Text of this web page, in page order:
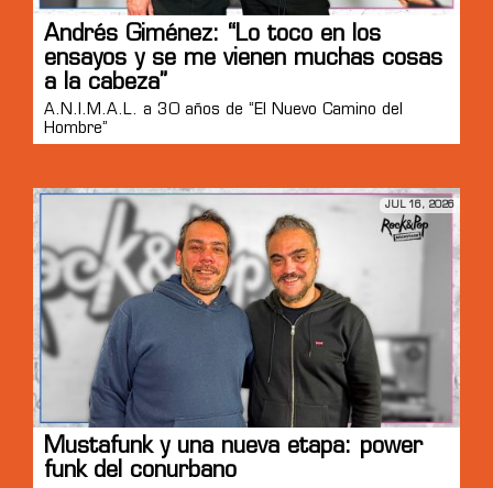
Andrés Giménez: “Lo toco en los
ensayos y se me vienen muchas cosas
a la cabeza”
A.N.I.M.A.L. a 30 años de “El Nuevo Camino del
Hombre”
JUL 16, 2026
Mustafunk y una nueva etapa: power
funk del conurbano